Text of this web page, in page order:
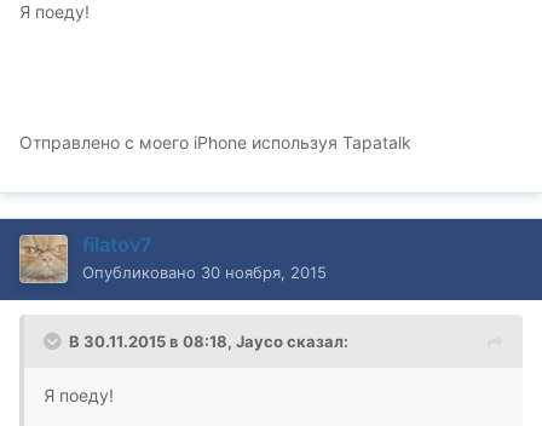
Я поеду!
Отправлено с моего iPhone используя Tapatalk
filatov7
Опубликовано 30 ноября, 2015
В 30.11.2015 в 08:18, Jayco сказал:
Я поеду!